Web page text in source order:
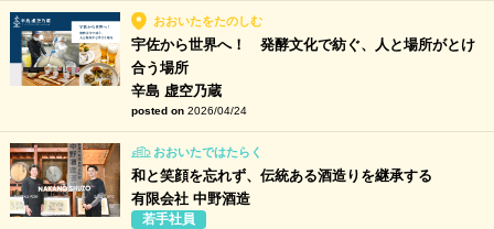
おおいたをたのしむ
宇佐から世界へ！ 発酵文化で紡ぐ、人と場所がとけ
合う場所
辛島 虚空乃蔵
posted on 2026/04/24
おおいたではたらく
和と笑顔を忘れず、伝統ある酒造りを継承する
有限会社 中野酒造
若手社員